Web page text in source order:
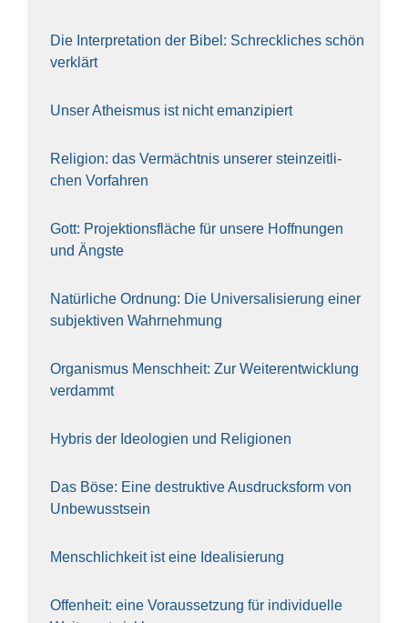
Die Inter­pre­ta­ti­on der Bibel: Schreck­li­ches schön
ver­klärt
Unser Athe­is­mus ist nicht eman­zi­piert
Reli­gi­on: das Ver­mächt­nis unse­rer stein­zeit­li­
chen Vor­fah­ren
Gott: Pro­jek­ti­ons­flä­che für unse­re Hoff­nun­gen
und Ängs­te
Natür­li­che Ord­nung: Die Uni­ver­sa­li­sie­rung einer
sub­jek­ti­ven Wahr­neh­mung
Orga­nis­mus Mensch­heit: Zur Wei­ter­ent­wick­lung
ver­dammt
Hybris der Ideo­lo­gien und Reli­gio­nen
Das Böse: Eine destruk­ti­ve Aus­drucks­form von
Unbe­wusst­sein
Mensch­lich­keit ist eine Idea­li­sie­rung
Offen­heit: eine Vor­aus­set­zung für indi­vi­du­el­le